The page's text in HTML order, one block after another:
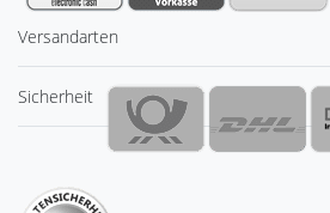
Versandarten
Sicherheit